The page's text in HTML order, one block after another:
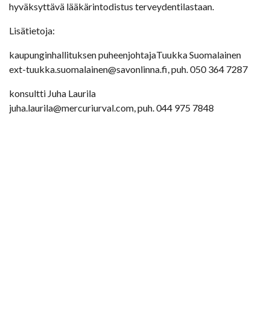
hyväksyttävä lääkärintodistus terveydentilastaan.
Lisätietoja:
kaupunginhallituksen puheenjohtajaTuukka Suomalainen
ext-tuukka.suomalainen@savonlinna.fi, puh. 050 364 7287
konsultti Juha Laurila
juha.laurila@mercuriurval.com, puh. 044 975 7848